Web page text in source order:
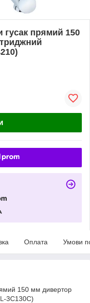
гусак прямий 150
Оплата Умови
150 мм дивертор
3C130C)